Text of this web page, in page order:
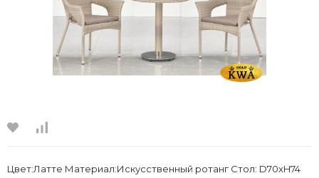
Цвет:Латте Материал:Искусственный ротанг Стол: D70xH74